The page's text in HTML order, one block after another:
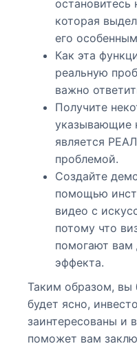
остановитесь
которая
его
Как эта
реальную
важно
Получите
указывающие
является
проблемой.
Создайте
помощью
видео с
потому что
помогают вам
эффекта.
Таким образом, вы
будет ясно,
заинтересованы и
поможет вам